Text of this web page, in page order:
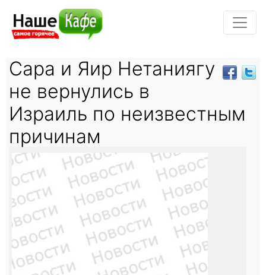
Сара и Яир Нетаниягу
не вернулись в
Израиль по неизвестным
причинам